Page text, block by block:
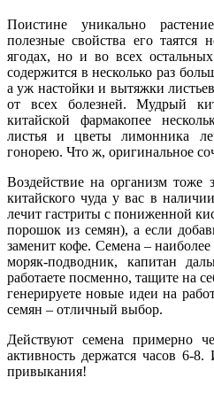
Поистине уникально
полезные свойства его таятся
ягодах, но и во всех
содержится в несколько раз
а уж настойки и вытяжки
от всех болезней. Мудрый
китайской фармакопее
листья и цветы лимонника
гонорею. Что ж, оригинальное
Воздействие на организм тоже
китайского чуда у вас в
лечит гастриты с пониженной
порошок из семян), а если
заменит кофе. Семена –
моряк-подводник, капитан
работаете посменно, тащите на
генерируете новые идеи на
семян – отличный выбор.
Действуют семена примерно
активность держатся часов 6-
привыкания!